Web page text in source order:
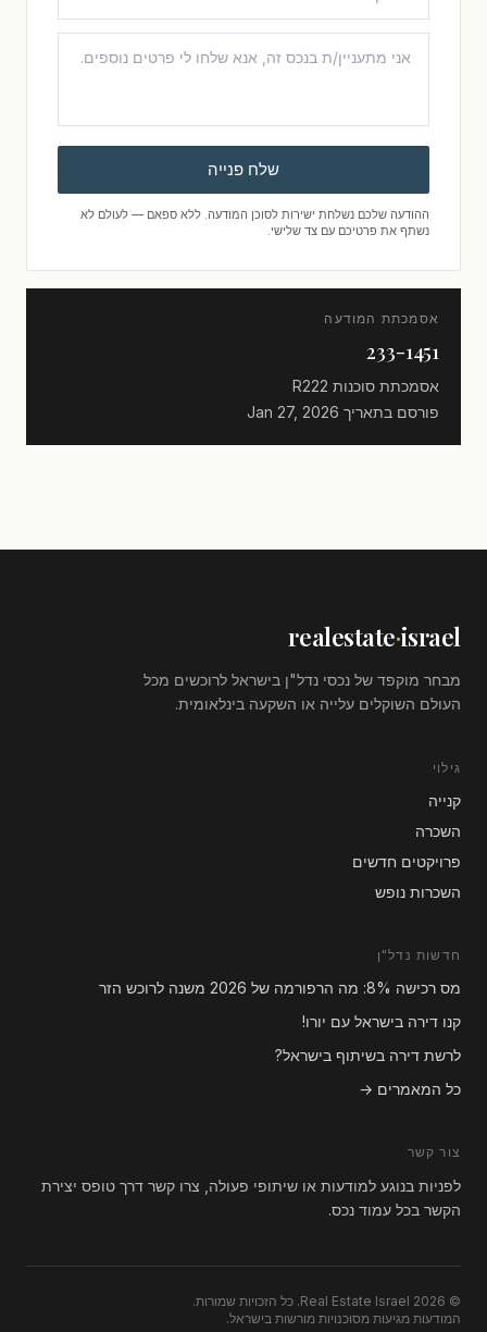
שלח פנייה
ההודעה שלכם נשלחת ישירות לסוכן המודעה. ללא ספאם — לעולם לא
נשתף את פרטיכם עם צד שלישי.
אסמכתת המודעה
233-1451
אסמכתת סוכנות
פורסם בתאריך
realestate·israel
מבחר מוקפד של נכסי נדל"ן בישראל לרוכשים מכל
העולם השוקלים עלייה או השקעה בינלאומית.
גילוי
קנייה
השכרה
פרויקטים חדשים
השכרות נופש
חדשות נדל"ן
מס רכישה 8%: מה הרפורמה של 2026 משנה לרוכש הזר
קנו דירה בישראל עם יורו!
לרשת דירה בשיתוף בישראל?
כל המאמרים →
צור קשר
לפניות בנוגע למודעות או שיתופי פעולה, צרו קשר דרך טופס יצירת
הקשר בכל עמוד נכס.
© 2026 Real Estate Israel. כל הזכויות שמורות.
המודעות מגיעות מסוכנויות מורשות בישראל.